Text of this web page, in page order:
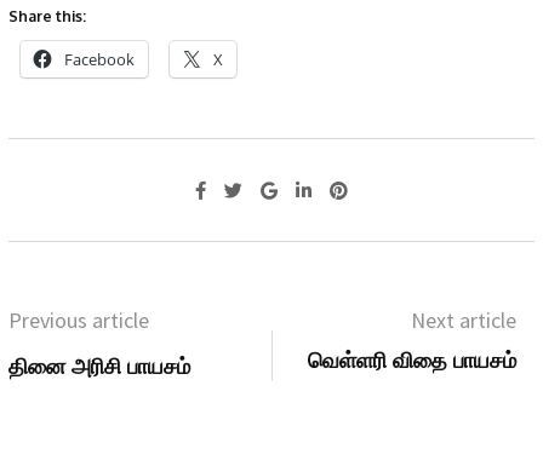
Share this:
Facebook X
Previous article
தினை அரிசி பாயசம்
Next article
வெள்ளரி விதை பாயசம்